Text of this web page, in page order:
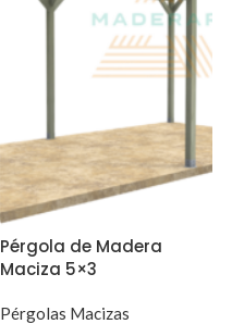
Pérgola de Madera
Maciza 5×3
Pérgolas Macizas